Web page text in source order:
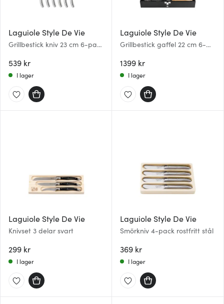
Laguiole Style De Vie
Grillbestick kniv 23 cm 6-pack
539 kr
I lager
Laguiole Style De Vie
Grillbestick gaffel 22 cm 6-
1399 kr
I lager
Laguiole Style De Vie
Knivset 3 delar svart
299 kr
I lager
Laguiole Style De Vie
Smörkniv 4-pack rostfritt stål
369 kr
I lager